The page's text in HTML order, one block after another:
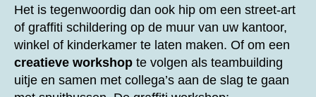
Het is tegenwoordig dan ook hip om een street-art
of graffiti schildering op de muur van uw kantoor,
winkel of kinderkamer te laten maken. Of om een
creatieve workshop te volgen als teambuilding
uitje en samen met collega’s aan de slag te gaan